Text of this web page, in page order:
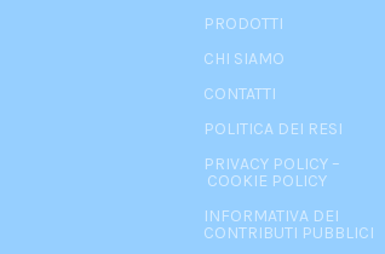
PRODOTTI
CHI SIAMO
CONTATTI
POLITICA DEI RESI
PRIVACY POLICY –
COOKIE POLICY
INFORMATIVA DEI
CONTRIBUTI PUBBLICI